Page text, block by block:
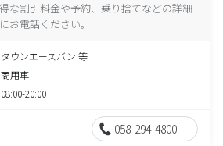
な割引料金や予約、乗り捨てなどの詳細
お電話ください。
タウンエースバン 等
商用車
08:00-20:00
058-294-4800